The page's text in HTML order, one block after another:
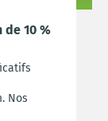
10 %
Nos